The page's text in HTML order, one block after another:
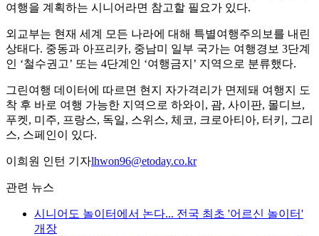
여행을 계획하는 시니어라면 참고할 필요가 있다.
외교부는 현재 세계 모든 나라에 대해 특별여행주의보를 내린
상태다. 중동과 아프리카, 중남미 일부 국가는 여행경보 3단계
인 ‘철수권고’ 또는 4단계인 ‘여행금지’ 지역으로 분류했다.
그린여행 데이터에 따르면 현지 자가격리가 면제돼 여행지 도
착 후 바로 여행 가능한 지역으로 하와이, 괌, 사이판, 몰디브,
푸켓, 미주, 프랑스, 독일, 스위스, 체코, 크로아티아, 터키, 그리
스, 스페인이 있다.
이희원 인턴 기자lhwon96@etoday.co.kr
관련 뉴스
시니어도 놀이터에서 논다... 전국 최초 '어르신 놀이터'
개장